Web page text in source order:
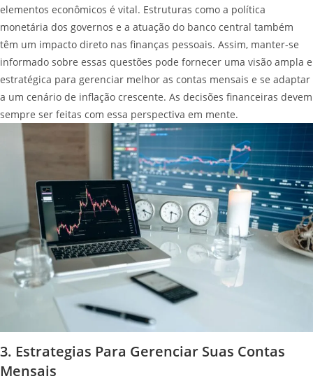
elementos econômicos é vital. Estruturas como a política
monetária dos governos e a atuação do banco central também
têm um impacto direto nas finanças pessoais. Assim, manter-se
informado sobre essas questões pode fornecer uma visão ampla e
estratégica para gerenciar melhor as contas mensais e se adaptar
a um cenário de inflação crescente. As decisões financeiras devem
sempre ser feitas com essa perspectiva em mente.
3. Estrategias Para Gerenciar Suas Contas
Mensais